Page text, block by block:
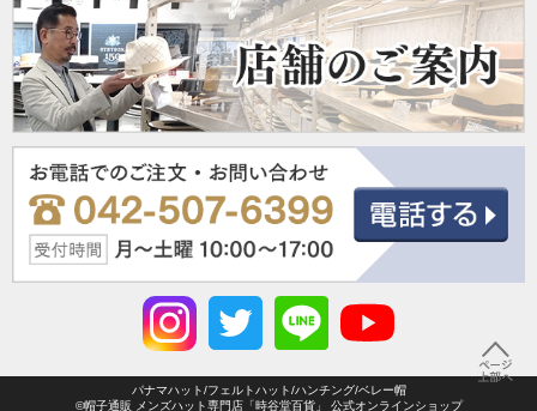
パナマハット/フェルトハット/ハンチング/ベレー帽
©帽子通販 メンズハット専門店「時谷堂百貨」 公式オンラインショップ